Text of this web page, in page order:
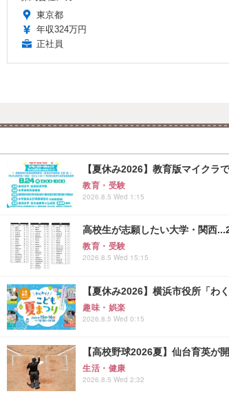
東京都
年収324万円
正社員
【夏休み2026】教育版マイクラ
教育・受験
2026.8.5 Wed 1:15
高校生が志願したい大学・関西
教育・受験
2026.8.5 Wed 15:15
【夏休み2026】横浜市役所「わ
趣味・娯楽
2026.8.5 Wed 0:15
【高校野球2026夏】仙台育英が
生活・健康
2026.8.5 Wed 2:32